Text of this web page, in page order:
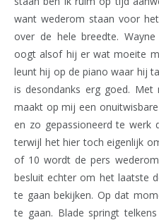
want wederom staan voor
over de hele breedte.
oogt alsof hij er wat moeite
leunt hij op de piano waar hij
is desondanks erg goed.
maakt op mij een
en zo gepassioneerd te werk
terwijl het hier toch eigenlijk
of 10 wordt de pers
besluit echter om het laatste
te gaan bekijken. Op dat
te gaan. Blade springt